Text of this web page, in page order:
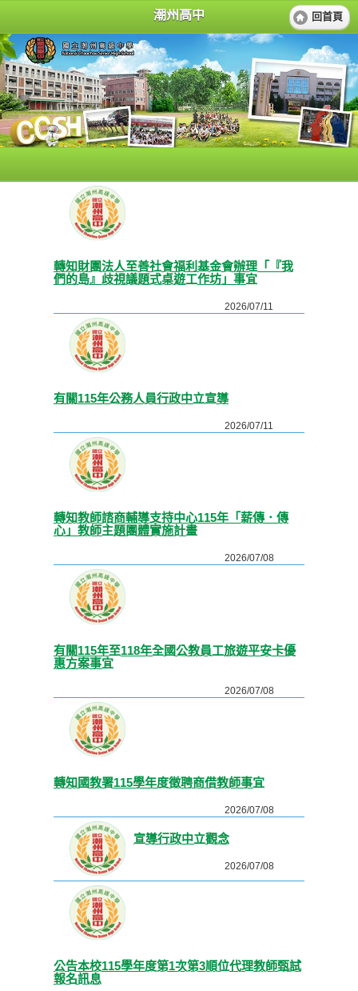
潮州高中 回首頁
轉知財團法人至善社會福利基金會辦理「『我
們的島』歧視議題式桌遊工作坊」事宜
2026/07/11
有關115年公務人員行政中立宣導
2026/07/11
轉知教師諮商輔導支持中心115年「薪傳．傳
心」教師主題團體實施計畫
2026/07/08
有關115年至118年全國公教員工旅遊平安卡優
惠方案事宜
2026/07/08
轉知國教署115學年度徵聘商借教師事宜
2026/07/08
宣導行政中立觀念
2026/07/08
公告本校115學年度第1次第3順位代理教師甄試
報名訊息